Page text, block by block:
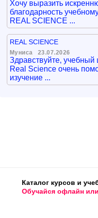
Хочу выразить
благодарность
REAL SCIENCE ...
REAL SCIENCE
Муниса 23.07.2026
Здравствуйте, учебный
Real Science очень
изучение ...
Каталог курсов и
Обучайся офлайн